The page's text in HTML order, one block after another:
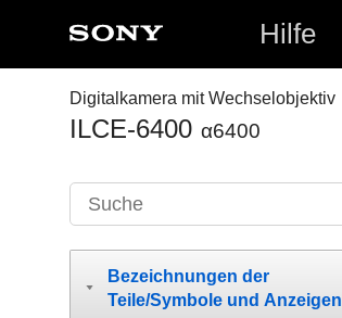
Hilfe
Digitalkamera mit Wechselobjektiv
ILCE-6400 α6400
Bezeichnungen der
Teile/Symbole und Anzeigen